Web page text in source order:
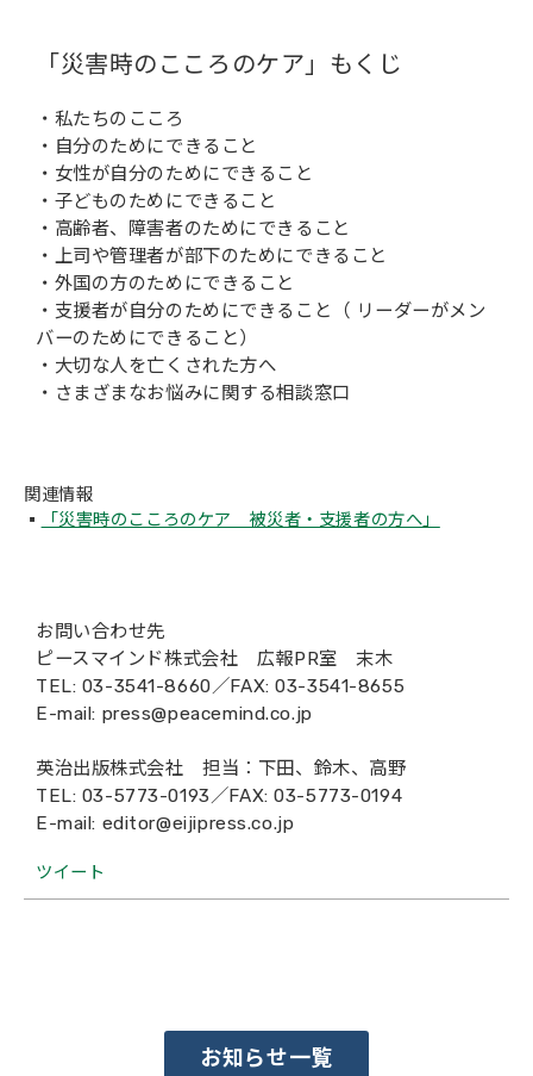
「災害時のこころのケア」もくじ
・私たちのこころ
・自分のためにできること
・女性が自分のためにできること
・子どものためにできること
・高齢者、障害者のためにできること
・上司や管理者が部下のためにできること
・外国の方のためにできること
・支援者が自分のためにできること（ リーダーがメン
バーのためにできること）
・大切な人を亡くされた方へ
・さまざまなお悩みに関する相談窓口
関連情報
▪
「災害時のこころのケア 被災者・支援者の方へ」
お問い合わせ先
ピースマインド株式会社 広報PR室 末木
TEL: 03-3541-8660／FAX: 03-3541-8655
E-mail: press@peacemind.co.jp
英治出版株式会社 担当：下田、鈴木、高野
TEL: 03-5773-0193／FAX: 03-5773-0194
E-mail: editor@eijipress.co.jp
ツイート
お知らせ一覧